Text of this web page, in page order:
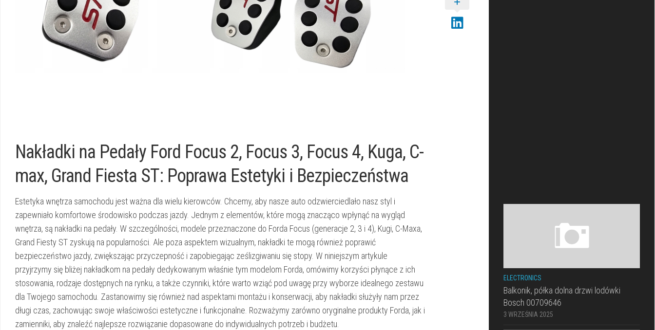
Nakładki na Pedały Ford Focus 2, Focus 3, Focus 4, Kuga, C-
max, Grand Fiesta ST: Poprawa Estetyki i Bezpieczeństwa
Estetyka wnętrza samochodu jest ważna dla wielu kierowców. Chcemy, aby nasze auto odzwierciedlało nasz styl i
zapewniało komfortowe środowisko podczas jazdy. Jednym z elementów, które mogą znacząco wpłynąć na wygląd
wnętrza, są nakładki na pedały. W szczególności, modele przeznaczone do Forda Focus (generacje 2, 3 i 4), Kugi, C-Maxa,
Grand Fiesty ST zyskują na popularności. Ale poza aspektem wizualnym, nakładki te mogą również poprawić
bezpieczeństwo jazdy, zwiększając przyczepność i zapobiegając ześlizgiwaniu się stopy. W niniejszym artykule
przyjrzymy się bliżej nakładkom na pedały dedykowanym właśnie tym modelom Forda, omówimy korzyści płynące z ich
stosowania, rodzaje dostępnych na rynku, a także czynniki, które warto wziąć pod uwagę przy wyborze idealnego zestawu
dla Twojego samochodu. Zastanowimy się również nad aspektami montażu i konserwacji, aby nakładki służyły nam przez
długi czas, zachowując swoje właściwości estetyczne i funkcjonalne. Rozważymy zarówno oryginalne produkty Forda, jak i
zamienniki, aby znaleźć najlepsze rozwiązanie dopasowane do indywidualnych potrzeb i budżetu.
ELECTRONICS
Balkonik, półka dolna drzwi lodówki
Bosch 00709646
3 WRZEŚNIA 2025